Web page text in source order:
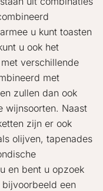
u kunt toasten
u ook het
verschillende
met
zullen dan ook
wijnsoorten. Naast
zijn er ook
olijven, tapenades
en bent u opzoek
een